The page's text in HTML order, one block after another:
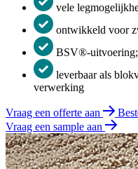
vele
ontwikkeld voor
BSV®-uitvoering;
leverbaar als
verwerking
Vraag een offerte aan
Vraag een sample aan